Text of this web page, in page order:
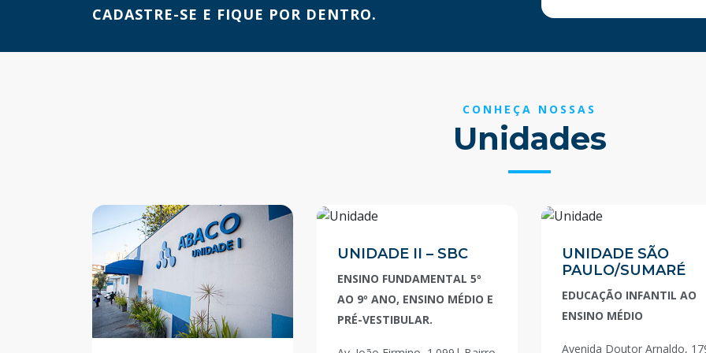
CADASTRE-SE E FIQUE POR DENTRO.
CONHEÇA NOSSAS
Unidades
UNIDADE II – SBC
ENSINO FUNDAMENTAL 5º
AO 9º ANO, ENSINO MÉDIO E
PRÉ-VESTIBULAR.
UNIDADE SÃO
PAULO/SUMARÉ
EDUCAÇÃO INFANTIL AO
ENSINO MÉDIO
Avenida Doutor Arnaldo,